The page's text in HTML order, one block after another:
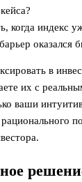
когда индекс
в
их с
ваши